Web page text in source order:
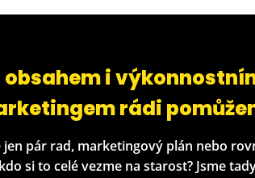
obsahem i
rádi
jen pár rad, marketingový plán nebo
si to celé vezme na starost? Jsme